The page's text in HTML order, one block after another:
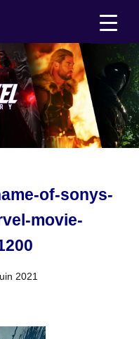
of-sonys-
movie-
2021